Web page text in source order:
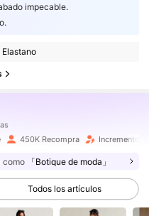
impecable.
Elastano
450K Recompra Incremento
como 「Botique de moda」
Todos los artículos